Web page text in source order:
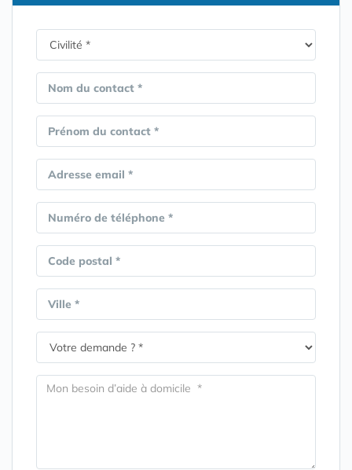
Nom du contact *
Prénom du contact *
Adresse email *
Numéro de téléphone *
Code postal *
Ville *